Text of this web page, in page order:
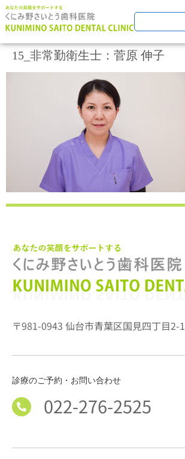
15_非常勤衛生士：菅原 伸子
〒981-0943 仙台市青葉区国見四丁目2-1
診療のご予約・お問い合わせ
022-276-2525